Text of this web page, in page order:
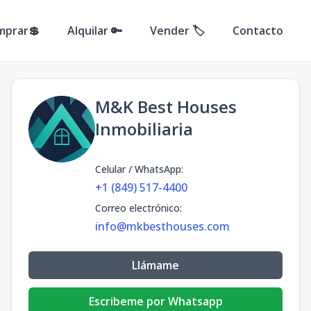
Alquilar 🔑 Vender 🏷️ Contacto
M&K Best Houses
Inmobiliaria
Celular / WhatsApp:
+1 (849) 517-4400
Correo electrónico:
info@mkbesthouses.com
Llámame
Escribeme por Whatsapp